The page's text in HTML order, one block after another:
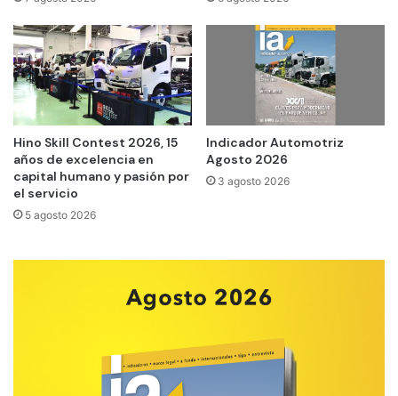
Hino Skill Contest 2026, 15
años de excelencia en
capital humano y pasión por
el servicio
5 agosto 2026
Indicador Automotriz
Agosto 2026
3 agosto 2026